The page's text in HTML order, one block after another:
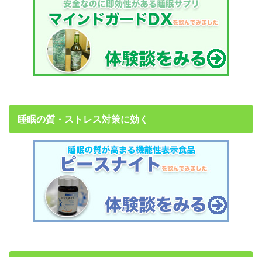
睡眠の質・ストレス対策に効く